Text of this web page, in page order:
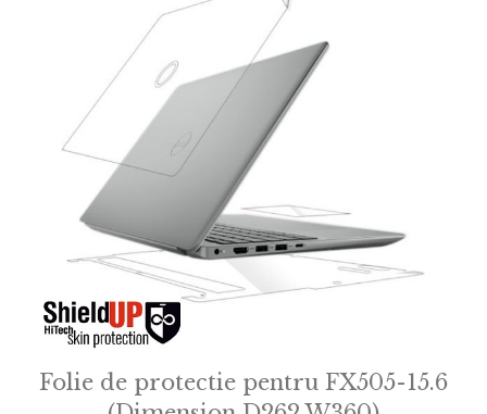
Folie de protectie pentru FX505-15.6